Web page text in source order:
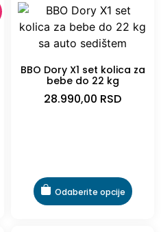
BBO Dory X1 set kolica za
bebe do 22 kg
28.990,00 RSD
Odaberite opcije